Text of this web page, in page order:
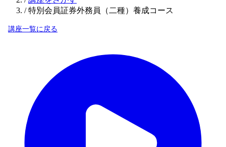
/ 特別会員証券外務員（二種）養成コース
講座一覧に戻る